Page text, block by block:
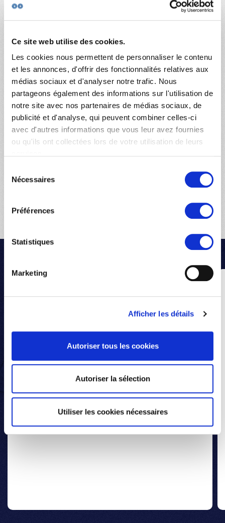
Ce site web utilise des cookies.
Les cookies nous permettent de personnaliser le contenu
et les annonces, d'offrir des fonctionnalités relatives aux
médias sociaux et d'analyser notre trafic. Nous
partageons également des informations sur l'utilisation de
notre site avec nos partenaires de médias sociaux, de
publicité et d'analyse, qui peuvent combiner celles-ci
avec d'autres informations que vous leur avez fournies
ou qu'ils ont collectées lors de votre utilisation de leurs
Nécessaires
Préférences
Statistiques
Marketing
Afficher les détails
Autoriser tous les cookies
Autoriser la sélection
Utiliser les cookies nécessaires
2013
Le 15 octobre 2013, Médecins du Monde
Luxembourg, association sans but lucratif, est
créée pour pallier une situation inacceptable,